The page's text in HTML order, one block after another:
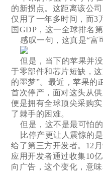
的新拐点。这距离该公
仅用了一年多时间，而3
国GDP，这一全球排名
感叹一句，这真是“富
但是，当下的苹果并
于零部件和芯片短缺，
的噩梦”。最近，苹果的
首次停产，面对这头从
便是拥有全球顶尖采购
了棘手的困难。
但是，这不是最可怕的
比停产更让人震惊的
给了第三方开发者。12
应用开发者通过收集10
向广告，这个变化，意